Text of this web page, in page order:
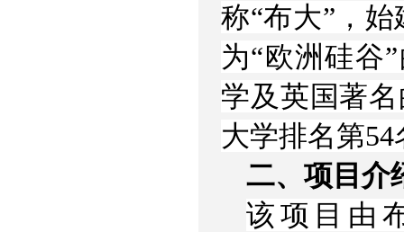
称“布大”，
为“欧洲硅谷
学及英国著
大学排名第54
二、项目介
该项目由